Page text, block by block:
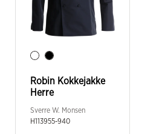
Robin Kokkejakke
Herre
Sverre W. Monsen
H113955-940